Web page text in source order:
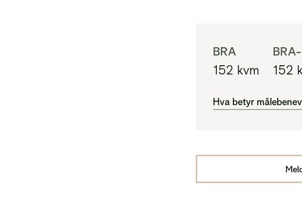
BRA
152 kvm 152
Hva betyr
i) pluss eksternt
BRA-i